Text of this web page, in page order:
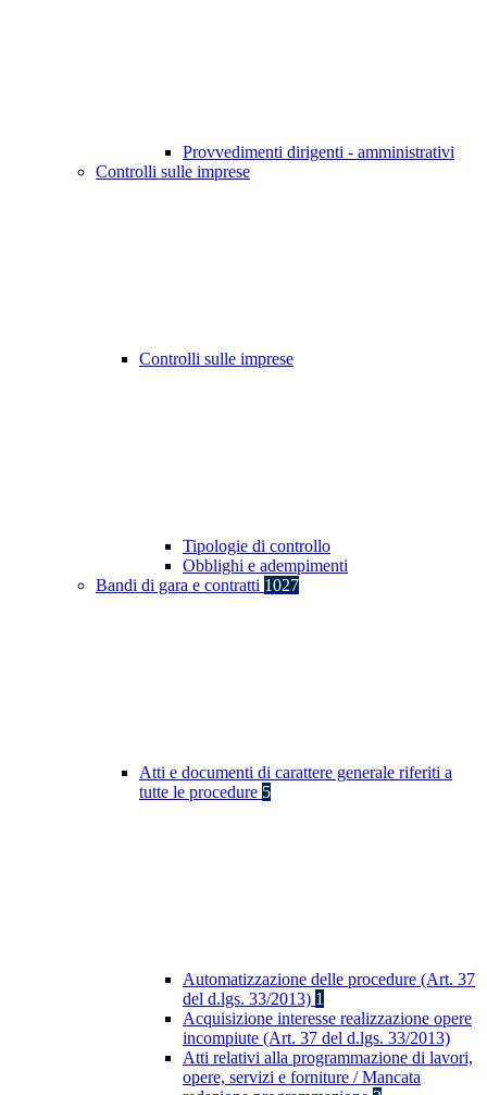
Provvedimenti dirigenti - amministrativi
Controlli sulle imprese
Controlli sulle imprese
Tipologie di controllo
Obblighi e adempimenti
Bandi di gara e contratti 1027
Atti e documenti di carattere generale riferiti a
tutte le procedure 5
Automatizzazione delle procedure (Art. 37
del d.lgs. 33/2013) 1
Acquisizione interesse realizzazione opere
incompiute (Art. 37 del d.lgs. 33/2013)
Atti relativi alla programmazione di lavori,
opere, servizi e forniture / Mancata